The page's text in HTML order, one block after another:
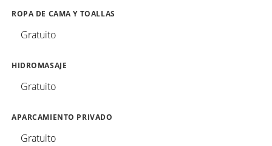
ROPA DE CAMA Y TOALLAS
Gratuito
HIDROMASAJE
Gratuito
APARCAMIENTO PRIVADO
Gratuito